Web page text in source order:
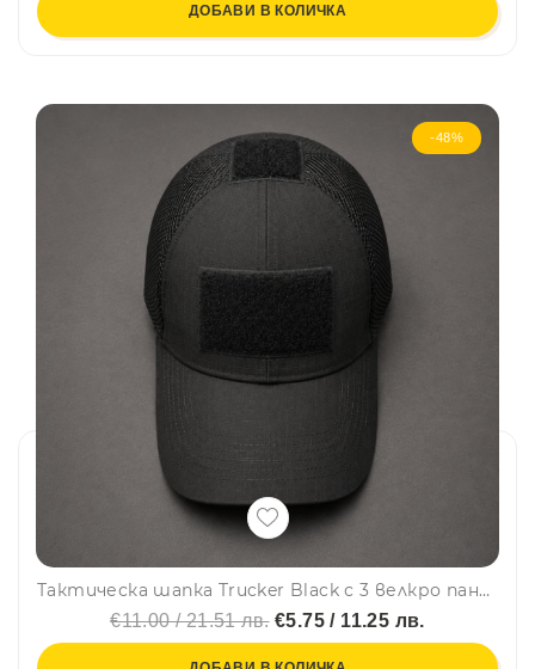
ДОБАВИ В КОЛИЧКА
-48%
Тактическа шапка Trucker Black с 3 велкро панела за нашивки и емблеми - направи собствен дизайн
€11.00 / 21.51 лв.€5.75 / 11.25 лв.